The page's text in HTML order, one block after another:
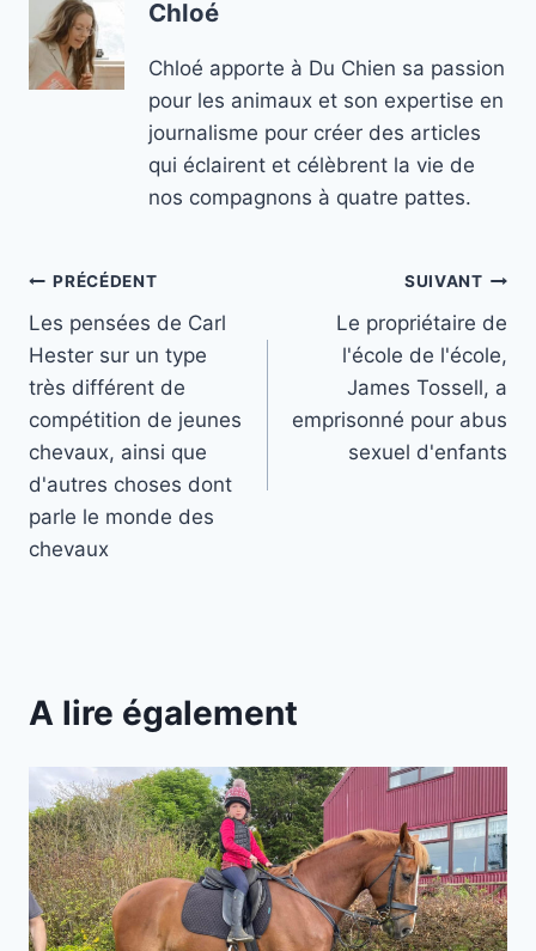
Chloé
Chloé apporte à Du Chien sa passion
pour les animaux et son expertise en
journalisme pour créer des articles
qui éclairent et célèbrent la vie de
nos compagnons à quatre pattes.
Navigation
de
l’article
PRÉCÉDENT
Les pensées de Carl
Hester sur un type
très différent de
compétition de jeunes
chevaux, ainsi que
d'autres choses dont
parle le monde des
chevaux
SUIVANT
Le propriétaire de
l'école de l'école,
James Tossell, a
emprisonné pour abus
sexuel d'enfants
A lire également